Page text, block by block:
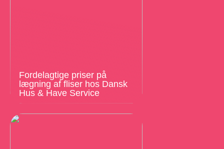
Fordelagtige priser på
lægning af fliser hos Dansk
Hus & Have Service